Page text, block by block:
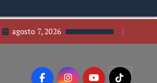
agosto 7, 2026